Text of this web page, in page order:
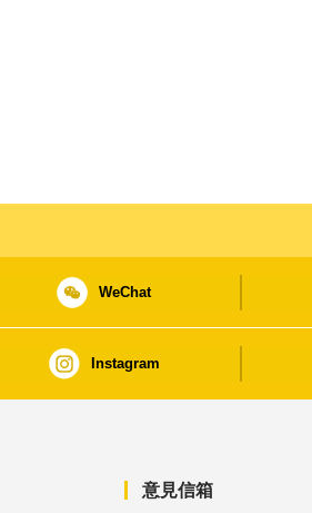
WeChat
Instagram
意見信箱